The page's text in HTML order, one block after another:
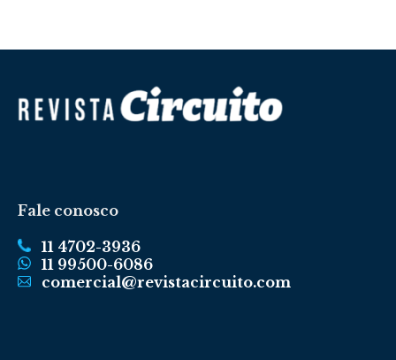
Fale conosco
11 4702-3936
11 99500-6086
comercial@revistacircuito.com